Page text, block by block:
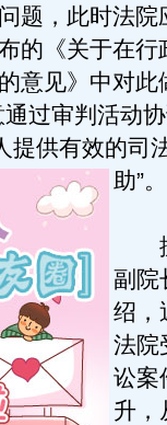
题，此时法院
的《关于在行
意见》中对此
过审判活动
提供有效的司
助”。
据
副院
绍，
法院
讼案
升，